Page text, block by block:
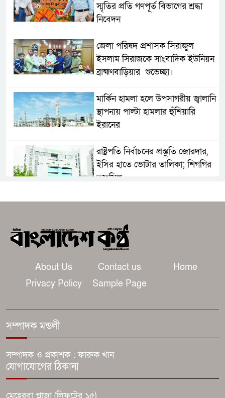
স্মৃতির প্রতি গণপূর্ত বিভাগের শ্রদ্ধা
নিবেদন
জেলা পরিষদ প্রশাসক সিরাজুল
ইসলাম সিরাজকে সাংবাদিক ইউনিয়ন
ব্রাহ্মণবাড়িয়ার শুভেচ্ছা।
মার্কিন হামলা হলে উপসাগরীয় জ্বালানি
স্থাপনায় পাল্টা হামলার হুঁশিয়ারি
ইরানের
রাষ্ট্রপতি নির্বাচনের প্রস্তুতি জোরদার,
ইসির হাতে ভোটার তালিকা; শিগগির
তফসিল
৫ সেপ্টেম্বর ঢাকা-চট্টগ্রাম লংমার্চের
ধামরাইয়ে মাদকবিরোধী ফুটবল
টুর্নামেন্টের উদ্বোধনী ম্যাচ অনুষ্ঠিত
নেই, সেটা কোনো ডকুমেন্টারি নয়:
ওএলইডি মনিটর আনলো গিগাবাইট
সারাদিন নিরবচ্ছিন্ন পাওয়ার নিশ্চিতে
About Us Contact us
Home
Privacy Policy
Sample Page
সম্পাদক মন্ডলী
সম্পাদক ও প্রকাশক : ফারুক খান
যোগাযোগের ঠিকানা